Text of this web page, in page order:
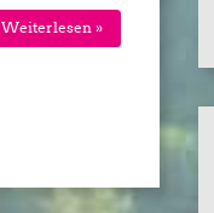
Weiterlesen »